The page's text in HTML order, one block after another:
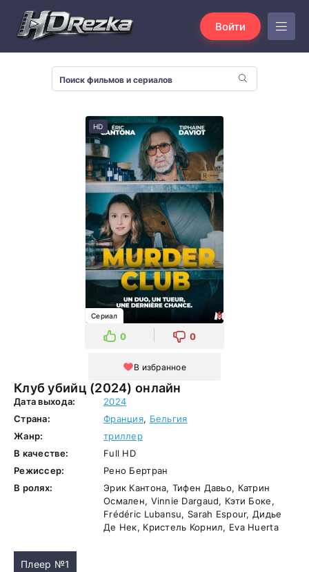
Войти
Клуб убийц (2024) онлайн
HD
Сериал
0 0
В избранное
Дата выхода:
2024
Страна:
Франция, Бельгия
Жанр:
триллер
В качестве:
Full HD
Режиссер:
Рено Бертран
В ролях:
Эрик Кантона, Тифен Давьо, Катрин
Осмален, Vinnie Dargaud, Кэти Боке,
Frédéric Lubansu, Sarah Espour, Дидье
Де Нек, Кристель Корнил, Eva Huerta
Плеер №1